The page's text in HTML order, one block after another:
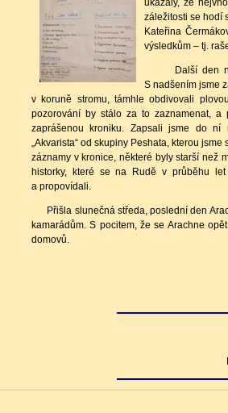
ukázaly, že
záležitosti se hodí
Kateřina
výsledkům – tj.
Další den nás
S nadšením jsme
v koruně stromu, támhle obdivovali
pozorování by stálo za to zaznamenat,
zaprášenou kroniku. Zapsali jsme do ní
„Akvarista“ od skupiny Peshata, kterou
záznamy v kronice, některé byly starší než
historky, které se na Rudě v průběhu
a propovídali.
Přišla slunečná středa, poslední den
kamarádům. S pocitem, že se Arachne
domovů.